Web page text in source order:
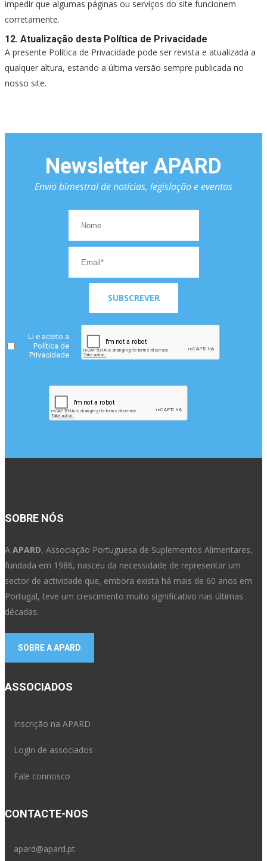
impedir que algumas páginas ou serviços do site funcionem
corretamente.
12. Atualização desta Política de Privacidade
A presente Política de Privacidade pode ser revista e atualizada a
qualquer altura, estando a última versão sempre publicada no
nosso site.
Newsletter APARD
Envio bimestral de notícias, legislação e eventos
SUBSCREVER
Li e aceito a
Política de
Privacidade
SOBRE NÓS
A APARD, Associação Portuguesa de Suplementos Alimentares,
fundada em 1986, nasceu da necessidade de representar um
sector de actividade que, embora exista há mais de 60 anos em
Portugal, teve um crescimento muito significativo nas últimas
décadas.
SOBRE A APARD
ASSOCIADOS
Inscrição na APARD
Login de associados
Fale connosco
CONTACTE-NOS
apard@apard.pt